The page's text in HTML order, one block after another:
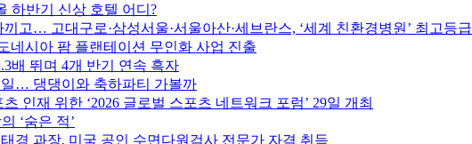
하반기 신상 호텔 어디?
고… 고대구로·삼성서울·서울아산·세브란스, ‘세계 친환경병원’ 최고등급
네시아 팜 플랜테이션 무인화 사업 진출
배 뛰며 4개 반기 연속 흑자
… 댕댕이와 축하파티 가볼까
인재 위한 ‘2026 글로벌 스포츠 네트워크 포럼’ 29일 개최
‘숨은 적’
경 과장, 미국 공인 수면다원검사 전문가 자격 취득